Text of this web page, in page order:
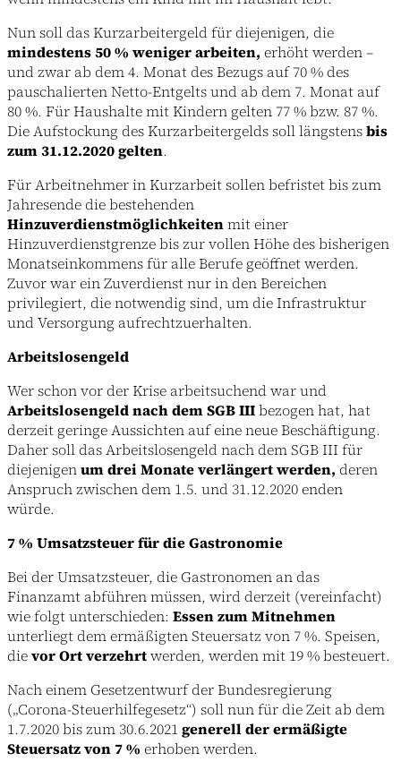
Nun soll das Kurzarbeitergeld für diejenigen, die
mindestens 50 % weniger arbeiten, erhöht werden –
und zwar ab dem 4. Monat des Bezugs auf 70 % des
pauschalierten Netto-Entgelts und ab dem 7. Monat auf
80 %. Für Haushalte mit Kindern gelten 77 % bzw. 87 %.
Die Aufstockung des Kurzarbeitergelds soll längstensbis
zum 31.12.2020 gelten.
Für Arbeitnehmer in Kurzarbeit sollen befristet bis zum
Jahresende die bestehenden
Hinzuverdienstmöglichkeitenmit einer
Hinzuverdienstgrenze bis zur vollen Höhe des bisherigen
Monatseinkommens für alle Berufe geöffnet werden.
Zuvor war ein Zuverdienst nur in den Bereichen
privilegiert, die notwendig sind, um die Infrastruktur
und Versorgung aufrechtzuerhalten.
Arbeitslosengeld
Wer schon vor der Krise arbeitsuchend war und
Arbeitslosengeld nach dem SGB IIIbezogen hat, hat
derzeit geringe Aussichten auf eine neue Beschäftigung.
Daher soll das Arbeitslosengeld nach dem SGB III für
diejenigenum drei Monate verlängert werden, deren
Anspruch zwischen dem 1.5. und 31.12.2020 enden
würde.
7 % Umsatzsteuer für die Gastronomie
Bei der Umsatzsteuer, die Gastronomen an das
Finanzamt abführen müssen, wird derzeit (vereinfacht)
wie folgt unterschieden: Essen zum Mitnehmen
unterliegt dem ermäßigten Steuersatz von 7 %. Speisen,
dievor Ort verzehrtwerden, werden mit 19 % besteuert.
Nach einem Gesetzentwurf der Bundesregierung
(„Corona-Steuerhilfegesetz“) soll nun für die Zeit ab dem
1.7.2020 bis zum 30.6.2021 generell der ermäßigte
Steuersatz von 7 % erhoben werden.